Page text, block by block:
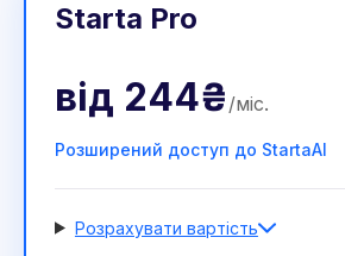
Starta Pro
від 244₴ /міс.
Розширений доступ до StartaAI
Розрахувати вартість